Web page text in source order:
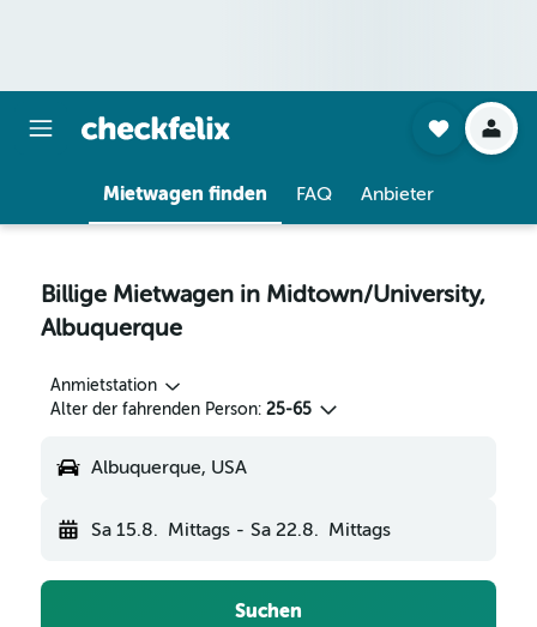
Mietwagen finden FAQ Anbieter
Billige Mietwagen in Midtown/University,
Albuquerque
Anmietstation
Alter der fahrenden Person: 25-65
Albuquerque, USA
Sa 15.8. Mittags - Sa 22.8. Mittags
Suchen